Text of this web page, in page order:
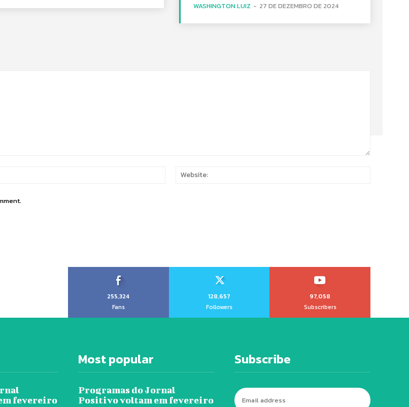
WASHINGTON LUIZ - 27 DE DEZEMBRO DE 2024
Email:
255,324
Fans
128,657
Followers
97,058
Subscribers
fevereiro
Most popular
Programas do Jornal
Positivo voltam em fevereiro
Subscribe